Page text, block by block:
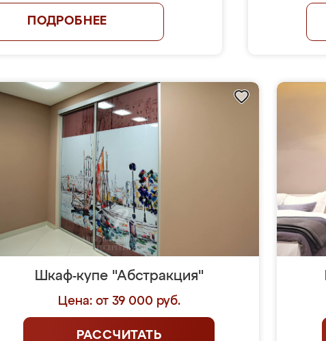
ПОДРОБНЕЕ
Шкаф-купе "Абстракция"
Цена: от 39 000 руб.
РАССЧИТАТЬ